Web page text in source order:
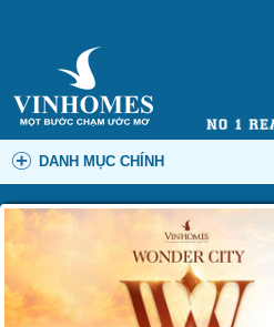
DANH MỤC CHÍNH